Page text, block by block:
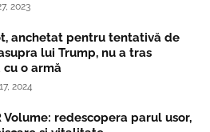
2023
anchetat pentru tentativă de
lui Trump, nu a tras
o armă
2024
Volume: redescopera parul usor,